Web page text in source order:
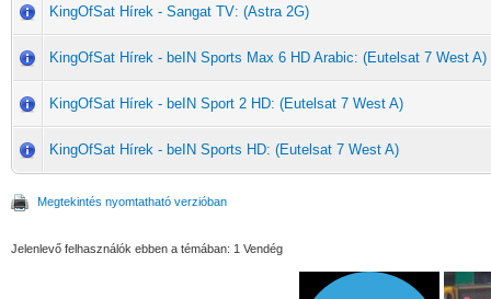
KingOfSat Hírek - Sangat TV: (Astra 2G)
KingOfSat Hírek - beIN Sports Max 6 HD Arabic: (Eutelsat 7 West A)
KingOfSat Hírek - beIN Sport 2 HD: (Eutelsat 7 West A)
KingOfSat Hírek - beIN Sports HD: (Eutelsat 7 West A)
Megtekintés nyomtatható verzióban
Jelenlevő felhasználók ebben a témában: 1 Vendég